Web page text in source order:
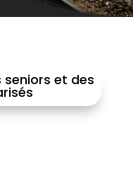
seniors et des